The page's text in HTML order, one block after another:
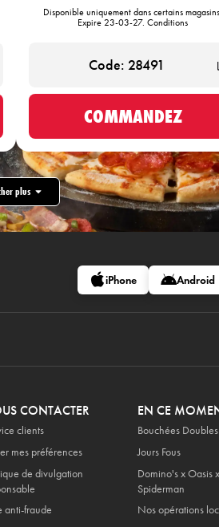
Disponible uniquement dans certains
Expire 23-03-27. Conditions
COMMANDEZ
plus
iPhone Android
CONTACTER
clients
mes préférences
de divulgation
anti-fraude
EN CE
Bouchées Doubles
Jours Fous
Domino's x Oasis x
Spiderman
Nos opérations